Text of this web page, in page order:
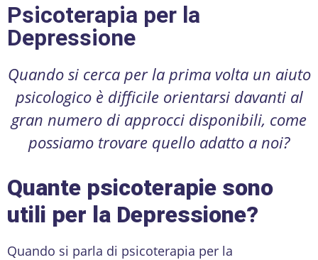
Psicoterapia per la
Depressione
Quando si cerca per la prima volta un aiuto
psicologico è difficile orientarsi davanti al
gran numero di approcci disponibili, come
possiamo trovare quello adatto a noi?
Quante psicoterapie sono
utili per la Depressione?
Quando si parla di psicoterapia per la